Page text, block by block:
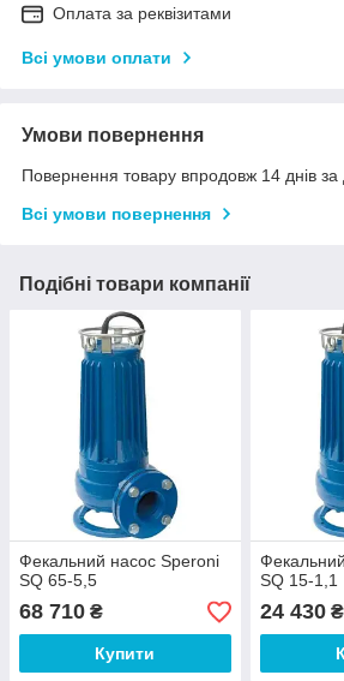
Оплата за реквізитами
Всі умови оплати
Умови повернення
Повернення товару впродовж 14 днів за
Всі умови повернення
Подібні товари компанії
Фекальний насос Speroni
SQ 65-5,5
68 710 ₴
Купити
SQ 15-1,1
24 430₴